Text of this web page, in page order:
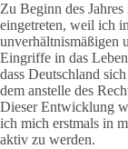
Zu Beginn des
eingetreten, weil ich
unverhältnismäßigen
Eingriffe in das
dass Deutschland
dem anstelle des
Dieser Entwicklung
ich mich erstmals in
aktiv zu werden.